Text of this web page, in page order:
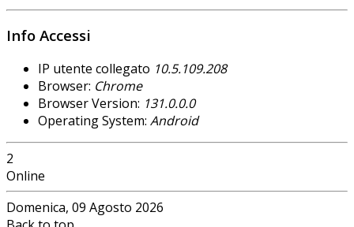
Info Accessi
IP utente collegato 10.5.109.208
Browser: Chrome
Browser Version: 131.0.0.0
Operating System: Android
2
Online
Domenica, 09 Agosto 2026